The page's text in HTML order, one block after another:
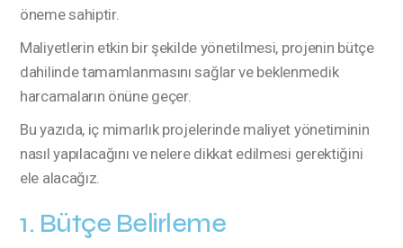
öneme sahiptir.
Maliyetlerin etkin bir şekilde yönetilmesi, projenin bütçe
dahilinde tamamlanmasını sağlar ve beklenmedik
harcamaların önüne geçer.
Bu yazıda, iç mimarlık projelerinde maliyet yönetiminin
nasıl yapılacağını ve nelere dikkat edilmesi gerektiğini
ele alacağız.
1. Bütçe Belirleme